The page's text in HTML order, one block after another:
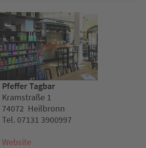
Pfeffer Tagbar
Kramstraße 1
74072 Heilbronn
Tel. 07131 3900997
Website